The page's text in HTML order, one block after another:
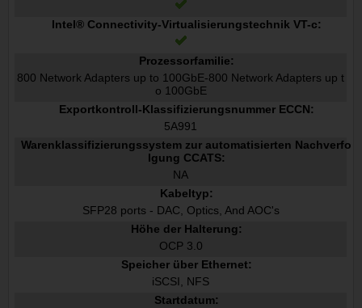
Intel® Connectivity-Virtualisierungstechnik VT-c:
Prozessorfamilie:
800 Network Adapters up to 100GbE-800 Network Adapters up t
o 100GbE
Exportkontroll-Klassifizierungsnummer ECCN:
5A991
Warenklassifizierungssystem zur automatisierten Nachverfo
lgung CCATS:
NA
Kabeltyp:
SFP28 ports - DAC, Optics, And AOC's
Höhe der Halterung:
OCP 3.0
Speicher über Ethernet:
iSCSI, NFS
Startdatum: